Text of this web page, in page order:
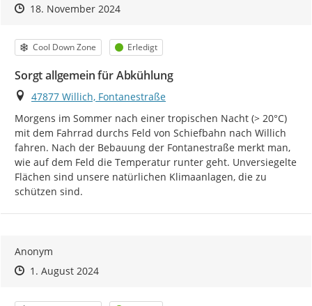
Zeitpunkt des Erstellens
Zeitpunkt des Erstellens
18. November 2024Zur Äußerung
Kategorie
Cool Down Zone Status
Erledigt
Sorgt allgemein für Abkühlung
Ort
47877 Willich, Fontanestraße
Morgens im Sommer nach einer tropischen Nacht (> 20°C)
mit dem Fahrrad durchs Feld von Schiefbahn nach Willich
fahren. Nach der Bebauung der Fontanestraße merkt man,
wie auf dem Feld die Temperatur runter geht. Unversiegelte
Flächen sind unsere natürlichen Klimaanlagen, die zu
schützen sind.
Anonym
Zeitpunkt des Erstellens
Zeitpunkt des Erstellens
1. August 2024Zur Äußerung